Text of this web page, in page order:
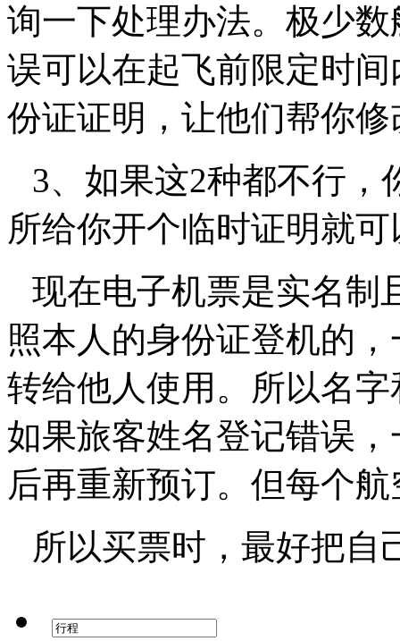
询一下处理办法。极少
误可以在起飞前限定时
份证证明，让他们帮你修
3、如果这2种都不行，
所给你开个临时证明就
现在电子机票是实名制
照本人的身份证登机的
转给他人使用。所以名
如果旅客姓名登记错误
后再重新预订。但每个
所以买票时，最好把自